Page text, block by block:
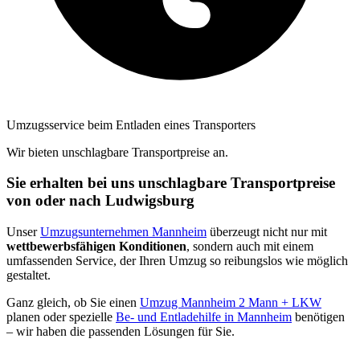
Umzugsservice beim Entladen eines Transporters
Wir bieten unschlagbare Transportpreise an.
Sie erhalten bei uns unschlagbare Transportpreise
von oder nach Ludwigsburg
UnserUmzugsunternehmen Mannheim überzeugt nicht nur mit
wettbewerbsfähigen Konditionen, sondern auch mit einem
umfassenden Service, der Ihren Umzug so reibungslos wie möglich
gestaltet.
Ganz gleich, ob Sie einen Umzug Mannheim 2 Mann + LKW
planen oder spezielle Be- und Entladehilfe in Mannheim benötigen
– wir haben die passenden Lösungen für Sie.